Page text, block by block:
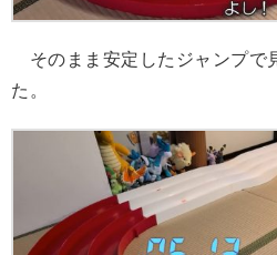
そのまま安定したジャンプで
た。